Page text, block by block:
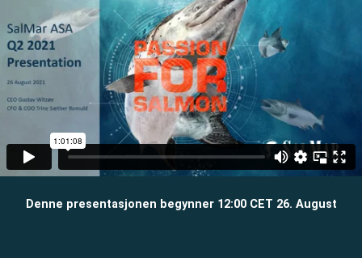
Denne presentasjonen begynner 12:00 CET 26. August